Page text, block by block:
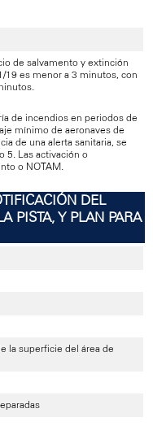
de salvamento y extinción
19 es menor a 3 minutos, con
de incendios en periodos de
mínimo de aeronaves de
de una alerta sanitaria, se
5. Las activación o
o NOTAM.
DEL
PISTA, Y PLAN PARA
la superficie del área de